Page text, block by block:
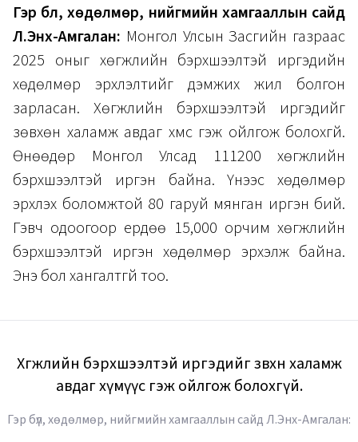
Гэр бүл, хөдөлмөр, нийгмийн хамгааллын сайд
Л.Энх-Амгалан: Монгол Улсын Засгийн газраас
2025 оныг хөгжлийн бэрхшээлтэй иргэдийн
хөдөлмөр эрхлэлтийг дэмжих жил болгон
зарласан. Хөгжлийн бэрхшээлтэй иргэдийг
зөвхөн халамж авдаг хүмүүс гэж ойлгож болохгүй.
Өнөөдөр Монгол Улсад 111200 хөгжлийн
бэрхшээлтэй иргэн байна. Үүнээс хөдөлмөр
эрхлэх боломжтой 80 гаруй мянган иргэн бий.
Гэвч одоогоор ердөө 15,000 орчим хөгжлийн
бэрхшээлтэй иргэн хөдөлмөр эрхэлж байна.
Энэ бол хангалтгүй тоо.
Хөгжлийн бэрхшээлтэй иргэдийг зөвхөн халамж
авдаг хүмүүс гэж ойлгож болохгүй.
Гэр бүл, хөдөлмөр, нийгмийн хамгааллын сайд Л.Энх-Амгалан: